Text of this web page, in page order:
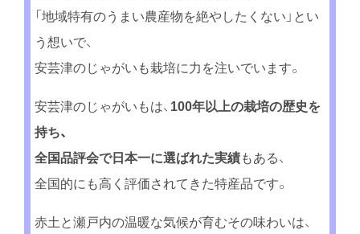
「地域特有のうまい農産物を絶やしたくない」とい
う想いで、
安芸津のじゃがいも栽培に力を注いでいます。
安芸津のじゃがいもは、 100年以上の栽培の歴史を
持ち、
全国品評会で日本一に選ばれた実績もある、
全国的にも高く評価されてきた特産品です。
赤土と瀬戸内の温暖な気候が育むその味わいは、